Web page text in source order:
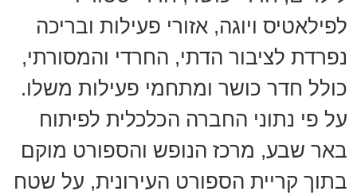
לפילאטיס ויוגה, אזורי פעילות ובריכה
נפרדת לציבור הדתי, החרדי והמסורתי,
כולל חדר כושר ומתחמי פעילות משלו.
על פי נתוני החברה הכלכלית לפיתוח
באר שבע, מרכז הנופש והספורט מוקם
בתוך קריית הספורט העירונית, על שטח